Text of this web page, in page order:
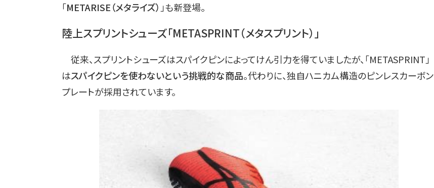
「METARISE（メタライズ） 」も新登場。
陸上スプリントシューズ「METASPRINT（メタスプリント）」
従来、スプリントシューズはスパイクピンによってけん引力を得ていましたが、「METASPRINT」
はスパイクピンを使わないという挑戦的な商品。代わりに、独自ハニカム構造のピンレスカーボン
プレートが採用されています。